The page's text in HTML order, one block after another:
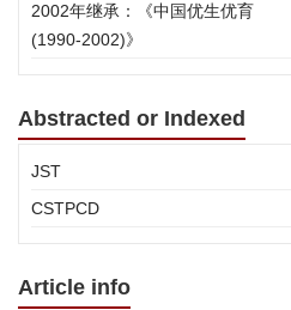
2002年继承：《中国优生优育
(1990-2002)》
Abstracted or Indexed
JST
CSTPCD
Article info